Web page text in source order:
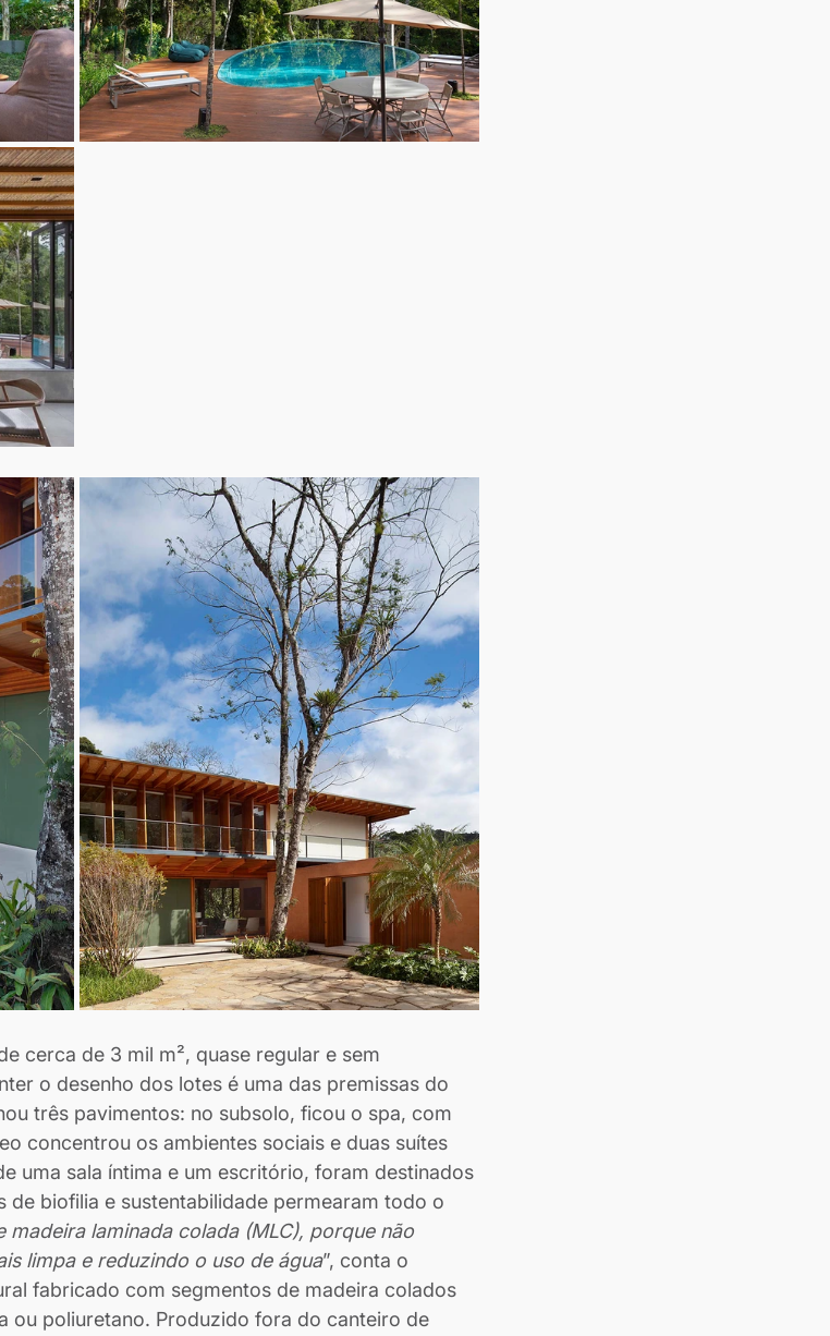
cerca de 3 mil m², quase regular e sem
o desenho dos lotes é uma das premissas do
três pavimentos: no subsolo, ficou o spa, com
concentrou os ambientes sociais e duas suítes
uma sala íntima e um escritório, foram destinados
de biofilia e sustentabilidade permearam todo o
madeira laminada colada (MLC), porque não
limpa e reduzindo o uso de água”, conta o
fabricado com segmentos de madeira colados
ou poliuretano. Produzido fora do canteiro de